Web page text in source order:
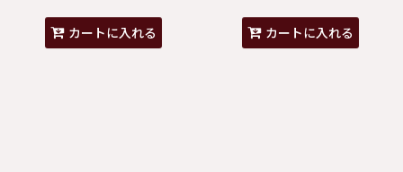
カートに入れる カートに入れる